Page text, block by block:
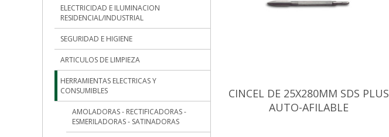
CINCEL DE 25X280MM SDS PLUS
AUTO-AFILABLE
ELECTRICIDAD E ILUMINACION
RESIDENCIAL/INDUSTRIAL
SEGURIDAD E HIGIENE
ARTICULOS DE LIMPIEZA
HERRAMIENTAS ELECTRICAS Y
CONSUMIBLES
AMOLADORAS - RECTIFICADORAS -
ESMERILADORAS - SATINADORAS